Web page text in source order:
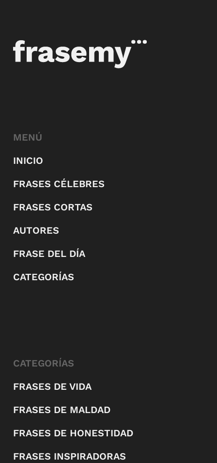
MENÚ
INICIO
FRASES CÉLEBRES
FRASES CORTAS
AUTORES
FRASE DEL DÍA
CATEGORÍAS
CATEGORÍAS
FRASES DE VIDA
FRASES DE MALDAD
FRASES DE HONESTIDAD
FRASES INSPIRADORAS